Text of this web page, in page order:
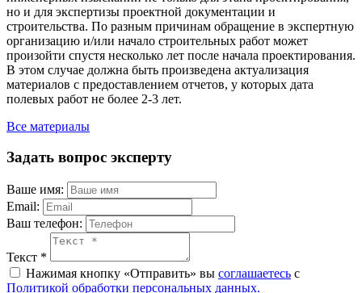
но и для экспертизы проектной документации и
строительства. По разным причинам обращение в экспертную
организацию и/или начало строительных работ может
произойти спустя несколько лет после начала проектирования.
В этом случае должна быть произведена актуализация
материалов с предоставлением отчетов, у которых дата
полевых работ не более 2-3 лет.
Все материалы
Задать вопрос эксперту
Ваше имя:
Email:
Ваш телефон:
Текст *
Нажимая кнопку «Отправить» вы соглашаетесь с
Политикой обработки персональных данных.